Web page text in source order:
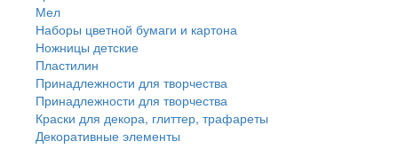
Мел
Наборы цветной бумаги и картона
Ножницы детские
Пластилин
Принадлежности для творчества
Принадлежности для творчества
Краски для декора, глиттер, трафареты
Декоративные элементы